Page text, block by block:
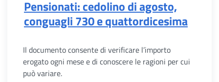
Pensionati: cedolino di agosto,
conguagli 730 e quattordicesima
Il documento consente di verificare l’importo
erogato ogni mese e di conoscere le ragioni per cui
può variare.